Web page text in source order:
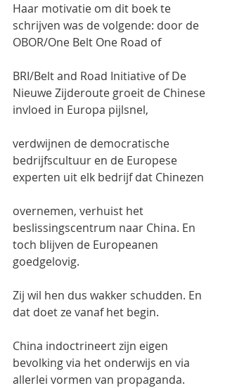
Haar motivatie om dit boek te
schrijven was de volgende: door de
OBOR/One Belt One Road of
BRI/Belt and Road Initiative of De
Nieuwe Zijderoute groeit de Chinese
invloed in Europa pijlsnel,
verdwijnen de democratische
bedrijfscultuur en de Europese
experten uit elk bedrijf dat Chinezen
overnemen, verhuist het
beslissingscentrum naar China. En
toch blijven de Europeanen
goedgelovig.
Zij wil hen dus wakker schudden. En
dat doet ze vanaf het begin.
China indoctrineert zijn eigen
bevolking via het onderwijs en via
allerlei vormen van propaganda.